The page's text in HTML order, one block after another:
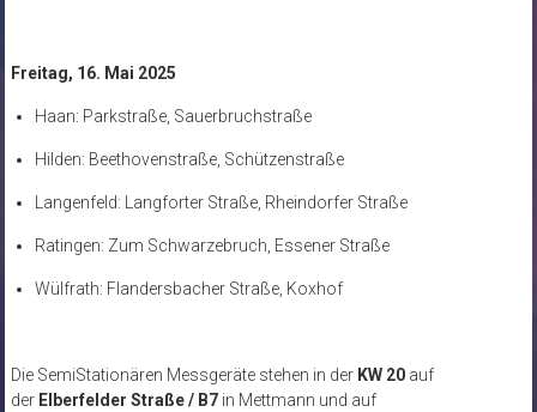
Freitag, 16. Mai 2025
Haan: Parkstraße, Sauerbruchstraße
Hilden: Beethovenstraße, Schützenstraße
Langenfeld: Langforter Straße, Rheindorfer Straße
Ratingen: Zum Schwarzebruch, Essener Straße
Wülfrath: Flandersbacher Straße, Koxhof
Die SemiStationären Messgeräte stehen in der KW 20 auf
der Elberfelder Straße / B7 in Mettmann und auf